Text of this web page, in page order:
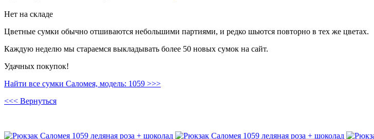
Нет на складе
Цветные сумки обычно отшиваются небольшими партиями, и редко шьются повторно в тех же цветах.
Каждую неделю мы стараемся выкладывать более 50 новых сумок на сайт.
Удачных покупок!
Найти все сумки Саломея, модель: 1059 >>>
<<< Вернуться